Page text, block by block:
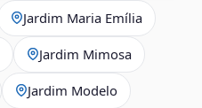
Jardim Maria Emília
Jardim Mimosa
Jardim Modelo